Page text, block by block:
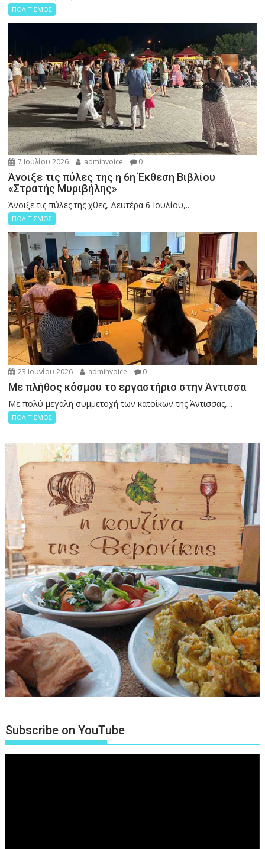
ΠΟΛΙΤΙΣΜΟΣ
7 Ιουλίου 2026 adminvoice 0
Άνοιξε τις πύλες της η 6η Έκθεση Βιβλίου
«Στρατής Μυριβήλης»
Άνοιξε τις πύλες της χθες, Δευτέρα 6 Ιουλίου,...
ΠΟΛΙΤΙΣΜΟΣ
23 Ιουνίου 2026 adminvoice 0
Με πλήθος κόσμου το εργαστήριο στην Άντισσα
Με πολύ μεγάλη συμμετοχή των κατοίκων της Άντισσας,...
ΠΟΛΙΤΙΣΜΟΣ
Subscribe on YouTube